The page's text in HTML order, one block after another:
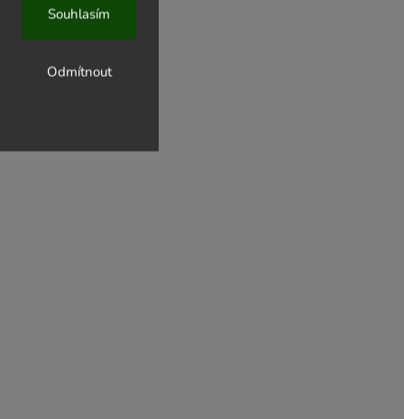
Odmítnout
Souhlasím